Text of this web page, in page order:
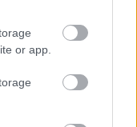
or app.